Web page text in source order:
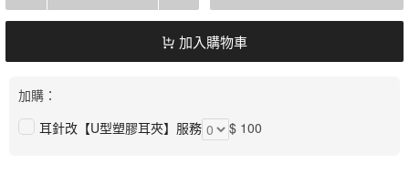
加入購物車
加購：
耳針改【U型塑膠耳夾】服務
$ 100